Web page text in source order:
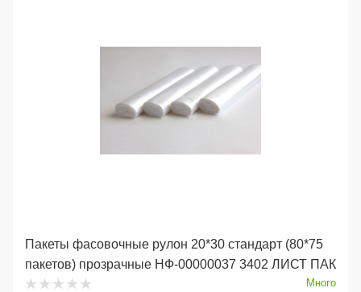
Пакеты фасовочные рулон 20*30 стандарт (80*75
пакетов) прозрачные НФ-00000037 3402 ЛИСТ ПАК
Много